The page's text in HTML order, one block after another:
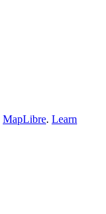
MapLibre. Learn